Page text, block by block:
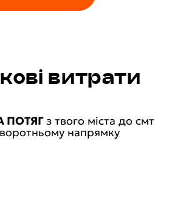
витрати
ПОТЯГз твого міста до смт
напрямку